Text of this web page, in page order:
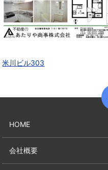
米川ビル303
HOME
会社概要